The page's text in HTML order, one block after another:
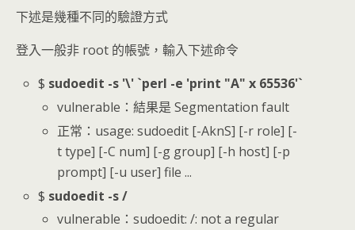
下述是幾種不同的驗證方式
登入一般非 root 的帳號，輸入下述命令
$ sudoedit -s '\' `perl -e 'print "A" x 65536'`
vulnerable：結果是 Segmentation fault
正常：usage: sudoedit [-AknS] [-r role] [-
t type] [-C num] [-g group] [-h host] [-p
prompt] [-u user] file ...
$ sudoedit -s /
vulnerable：sudoedit: /: not a regular